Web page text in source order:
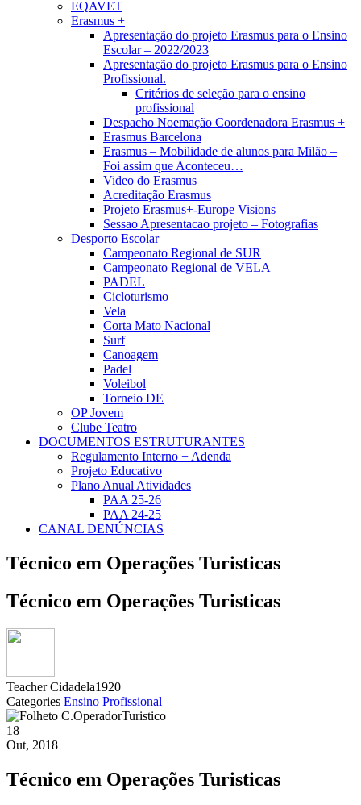
EQAVET
Erasmus +
Apresentação do projeto Erasmus para o Ensino
Escolar – 2022/2023
Apresentação do projeto Erasmus para o Ensino
Profissional.
Critérios de seleção para o ensino
profissional
Despacho Noemação Coordenadora Erasmus +
Erasmus Barcelona
Erasmus – Mobilidade de alunos para Milão –
Foi assim que Aconteceu…
Video do Erasmus
Acreditação Erasmus
Projeto Erasmus+-Europe Visions
Sessao Apresentacao projeto – Fotografias
Desporto Escolar
Campeonato Regional de SUR
Campeonato Regional de VELA
PADEL
Cicloturismo
Vela
Corta Mato Nacional
Surf
Canoagem
Padel
Voleibol
Torneio DE
OP Jovem
Clube Teatro
DOCUMENTOS ESTRUTURANTES
Regulamento Interno + Adenda
Projeto Educativo
Plano Anual Atividades
PAA 25-26
PAA 24-25
CANAL DENÚNCIAS
Técnico em Operações Turisticas
Técnico em Operações Turisticas
Teacher Cidadela1920
Categories Ensino Profissional
18
Out, 2018
Técnico em Operações Turisticas